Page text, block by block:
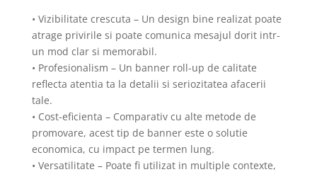
• Vizibilitate crescuta – Un design bine realizat poate
atrage privirile si poate comunica mesajul dorit intr-
un mod clar si memorabil.
• Profesionalism – Un banner roll-up de calitate
reflecta atentia ta la detalii si seriozitatea afacerii
tale.
• Cost-eficienta – Comparativ cu alte metode de
promovare, acest tip de banner este o solutie
economica, cu impact pe termen lung.
• Versatilitate – Poate fi utilizat in multiple contexte,